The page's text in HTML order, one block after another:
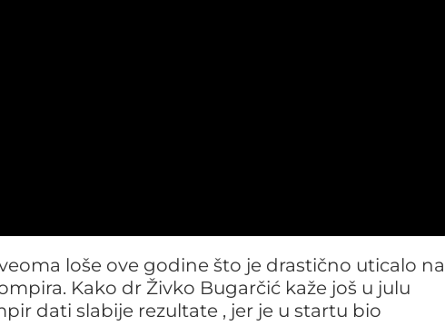
loše ove godine što je drastično uticalo na
Kako dr Živko Bugarčić kaže još u julu
dati slabije rezultate , jer je u startu bio